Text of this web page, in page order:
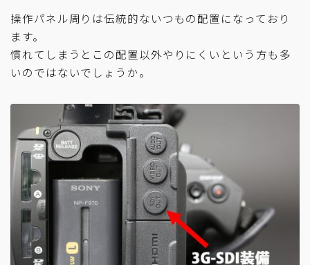
操作パネル周りは伝統的ないつもの配置になっており
ます。
慣れてしまうとこの配置以外やりにくいという方も多
いのではないでしょうか。